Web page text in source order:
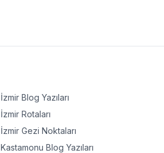
İzmir Blog Yazıları
İzmir Rotaları
İzmir Gezi Noktaları
Kastamonu Blog Yazıları